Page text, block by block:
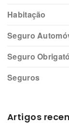
Habitação
Seguro
Seguro
Seguros
Artigos